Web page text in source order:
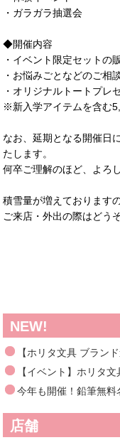
・ガラガラ抽選会
◆開催内容
・イベント限定セットの
・お悩みごとなどのご相
・オリジナルトートプレ
※新入学アイテムを含む
なお、延期となる開催日
たします。
何卒ご理解のほど、よろ
積雪量が増えておりますの
ご来店・外出の際はどう
NEW!
【ホリタ文具 ブラン
【イベント】ホリタ
今年も開催！鉛筆無
店舗